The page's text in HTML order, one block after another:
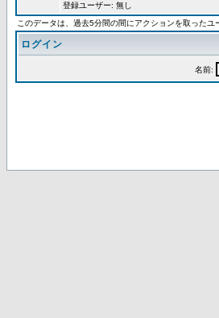
登録ユーザー: 無し
このデータは、過去5分間の間にアクションを取ったユ
ログイン
名前: